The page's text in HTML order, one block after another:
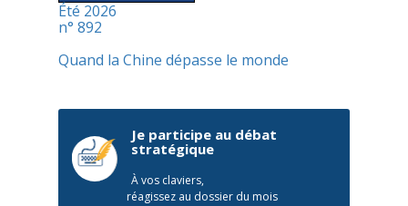
Été 2026
n° 892
Quand la Chine dépasse le monde
Je participe au débat
stratégique
À vos claviers,
réagissez au dossier du mois